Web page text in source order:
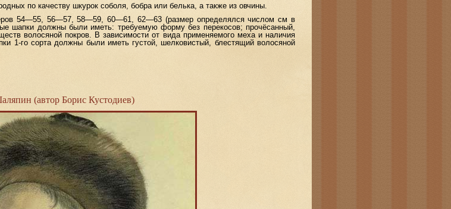
по качеству шкурок соболя, бобра или белька, а также из овчины.
54—55, 56—57, 58—59, 60—61, 62—63 (размер определялся числом см в
шапки должны были иметь: требуемую форму без перекосов; прочёсанный,
волосяной покров. В зависимости от вида применяемого меха и наличия
1-го сорта должны были иметь густой, шелковистый, блестящий волосяной
(автор Борис Кустодиев)